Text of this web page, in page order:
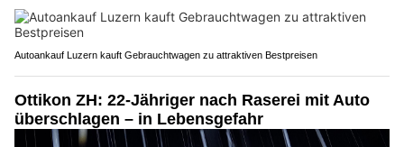
Autoankauf Luzern kauft Gebrauchtwagen zu attraktiven Bestpreisen
Ottikon ZH: 22-Jähriger nach Raserei mit Auto
überschlagen – in Lebensgefahr